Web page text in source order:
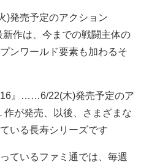
売予定のアクション
作は、今までの戦闘主体の
ンワールド要素も加わるそ
』……6/22(木)発売予定のア
が発売、以後、さまざまな
いる長寿シリーズです
ているファミ通では、毎週